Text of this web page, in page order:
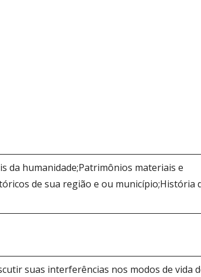
da humanidade;Patrimônios materiais e
de sua região e ou município;História
suas interferências nos modos de vida